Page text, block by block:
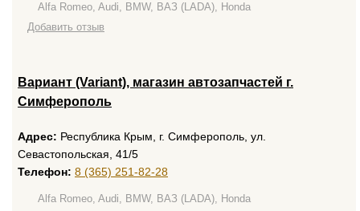
Alfa Romeo, Audi, BMW, ВАЗ (LADA), Honda
Добавить отзыв
Вариант (Variant), магазин автозапчастей г.
Симферополь
Адрес: Республика Крым, г. Симферополь, ул.
Севастопольская, 41/5
Телефон: 8 (365) 251-82-28
Alfa Romeo, Audi, BMW, ВАЗ (LADA), Honda